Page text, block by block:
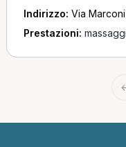
Indirizzo: Via
Prestazioni: